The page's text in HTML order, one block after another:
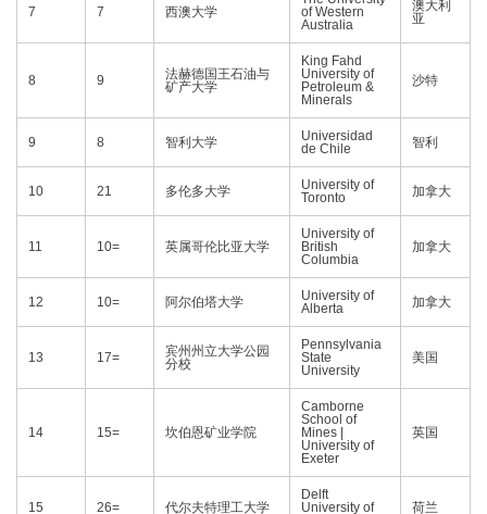
7 7 西澳大学
of Western
Australia
澳大利
亚
8 9
法赫德国王石油与
矿产大学
King Fahd
University of
Petroleum &
Minerals
沙特
9 8 智利大学
Universidad
de Chile
智利
10 21 多伦多大学
University of
Toronto
加拿大
11 10= 英属哥伦比亚大学
University of
British
Columbia
加拿大
12 10= 阿尔伯塔大学
University of
Alberta
加拿大
13 17=
宾州州立大学公园
分校
Pennsylvania
State
University
美国
14 15= 坎伯恩矿业学院
Camborne
School of
Mines |
University of
Exeter
英国
15 26= 代尔夫特理工大学
Delft
University of
荷兰